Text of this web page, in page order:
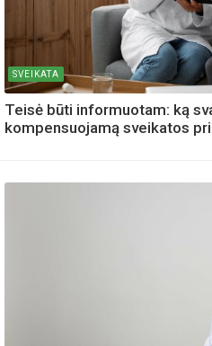
SVEIKATA
Teisė būti informuotam: ką
kompensuojamą sveikatos